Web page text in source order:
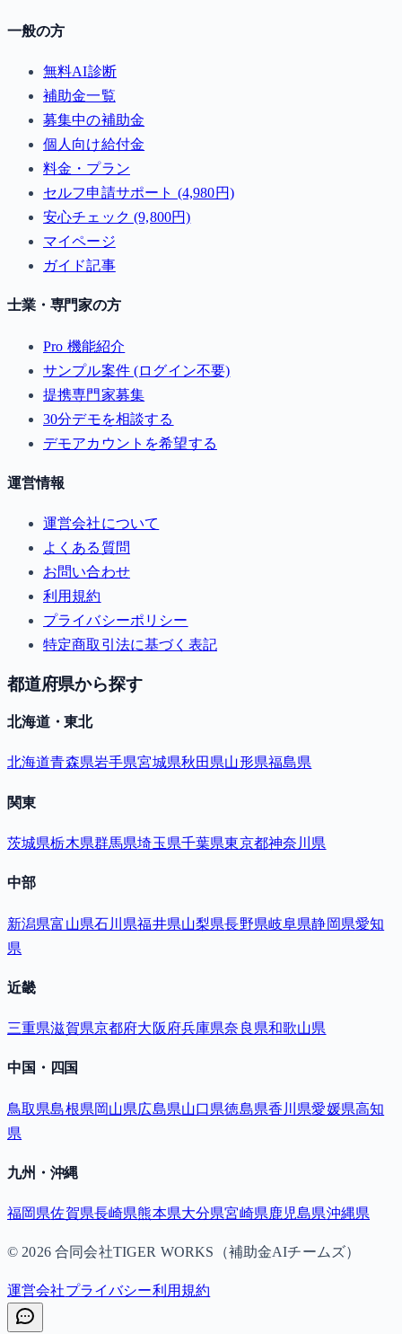
一般の方
無料AI診断
補助金一覧
募集中の補助金
個人向け給付金
料金・プラン
セルフ申請サポート (4,980円)
安心チェック (9,800円)
マイページ
ガイド記事
士業・専門家の方
Pro 機能紹介
サンプル案件 (ログイン不要)
提携専門家募集
30分デモを相談する
デモアカウントを希望する
運営情報
運営会社について
よくある質問
お問い合わせ
利用規約
プライバシーポリシー
特定商取引法に基づく表記
都道府県から探す
北海道・東北
北海道青森県岩手県宮城県秋田県山形県福島県
関東
茨城県栃木県群馬県埼玉県千葉県東京都神奈川県
中部
新潟県富山県石川県福井県山梨県長野県岐阜県静岡県愛知
県
近畿
三重県滋賀県京都府大阪府兵庫県奈良県和歌山県
中国・四国
鳥取県島根県岡山県広島県山口県徳島県香川県愛媛県高知
県
九州・沖縄
福岡県佐賀県長崎県熊本県大分県宮崎県鹿児島県沖縄県
© 2026合同会社TIGER WORKS（補助金AIチームズ）
運営会社プライバシー利用規約